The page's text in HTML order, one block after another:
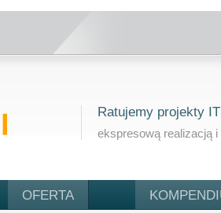
Ratujemy projekty IT
ekspresową realizacją i
OFERTA